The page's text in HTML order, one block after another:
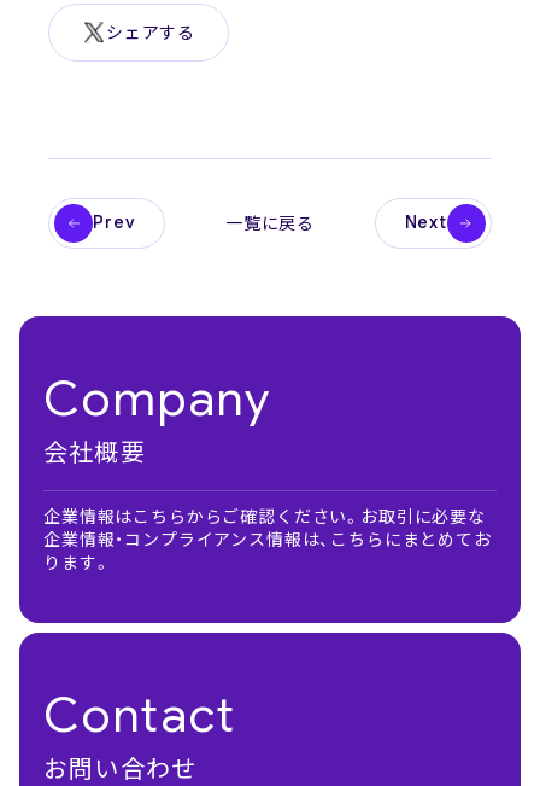
シェアする
Prev 一覧に戻る Next
Company
会社概要
企業情報はこちらからご確認ください。お取引に必要な
企業情報・コンプライアンス情報は、こちらにまとめてお
ります。
Contact
お問い合わせ